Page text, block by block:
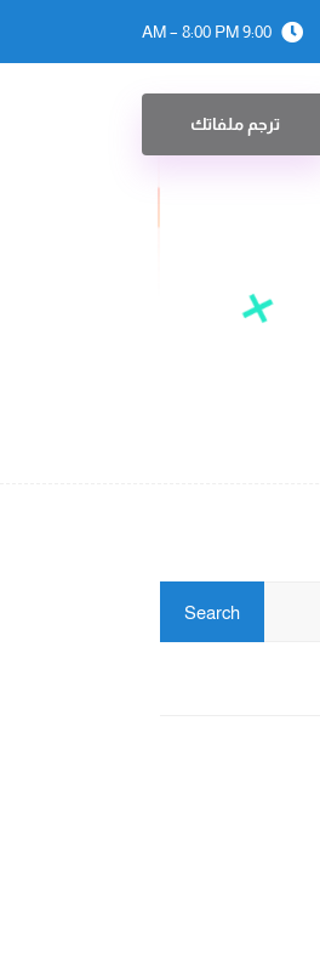
9:00 AM – 8:00 PM
ترجم ملفاتك